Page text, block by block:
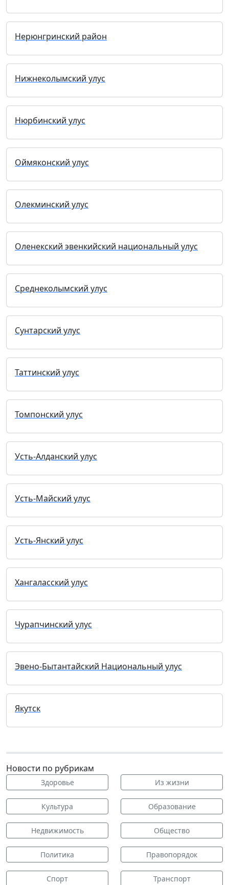
Нерюнгринский район
Нижнеколымский улус
Нюрбинский улус
Оймяконский улус
Олекминский улус
Оленекский эвенкийский национальный улус
Среднеколымский улус
Сунтарский улус
Таттинский улус
Томпонский улус
Усть-Алданский улус
Усть-Майский улус
Усть-Янский улус
Хангаласский улус
Чурапчинский улус
Эвено-Бытантайский Национальный улус
Якутск
Новости по рубрикам
Здоровье Из жизни
Культура Образование
Недвижимость Общество
Политика Правопорядок
Спорт Транспорт